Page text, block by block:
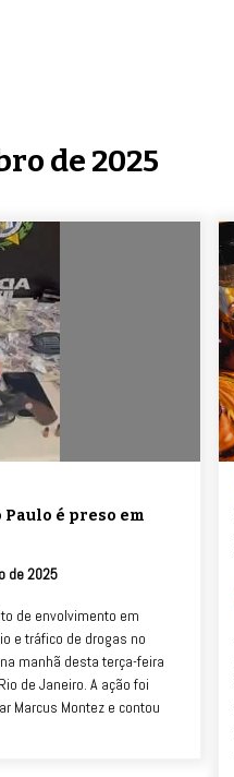
de 2025
Paulo é preso em
de 2025
de envolvimento em
e tráfico de drogas no
manhã desta terça-feira
de Janeiro. A ação foi
Marcus Montez e contou